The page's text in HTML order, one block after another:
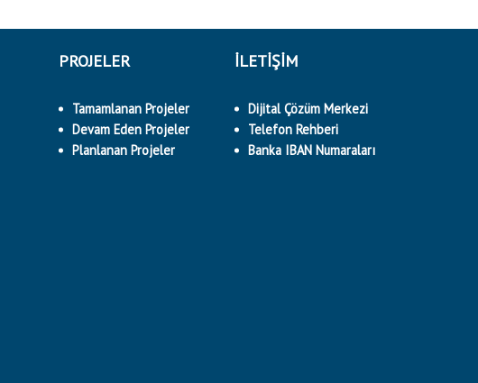
PROJELER
Tamamlanan Projeler
Devam Eden Projeler
Planlanan Projeler
İLETİŞİM
Dijital Çözüm Merkezi
Telefon Rehberi
Banka IBAN Numaraları